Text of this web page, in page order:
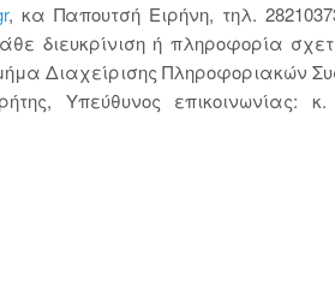
, κα Παπουτσή Ειρήνη, τηλ.
διευκρίνιση ή πληροφορία
Διαχείρισης Πληροφοριακών
Υπεύθυνος επικοινωνίας: